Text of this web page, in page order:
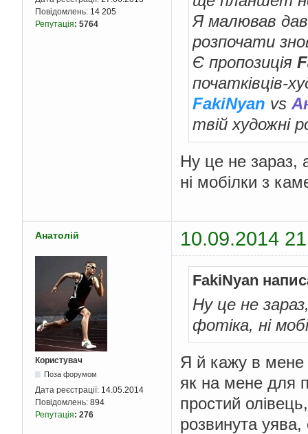
Повідомлень: 14 205
Репутація: 5764
Я малював
розпочати
Є пропозиція
початківців-
FakiNyan vs
твій художні
Ну це не зараз,
ні мобілки з
Анатолій 10.09.2014
Користувач
Поза форумом
Дата реєстрації: 14.05.2014
Повідомлень: 894
Репутація: 276
FakiNyan
Ну це не
фотіка, ні
Я й кажу в мене
як на мене для
простий
розвинута уява,